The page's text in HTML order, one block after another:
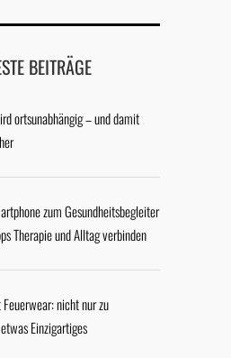
BEITRÄGE
ortsunabhängig – und damit
zum Gesundheitsbegleiter
Therapie und Alltag verbinden
nicht nur zu
Einzigartiges